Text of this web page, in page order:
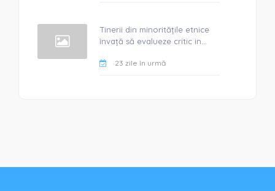
Tinerii din minoritățile etnice
învață să evalueze critic in...
23 zile în urmă